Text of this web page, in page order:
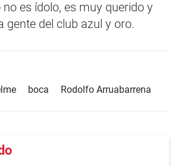
no es ídolo, es muy querido y
gente del club azul y oro.
boca Rodolfo Arruabarrena